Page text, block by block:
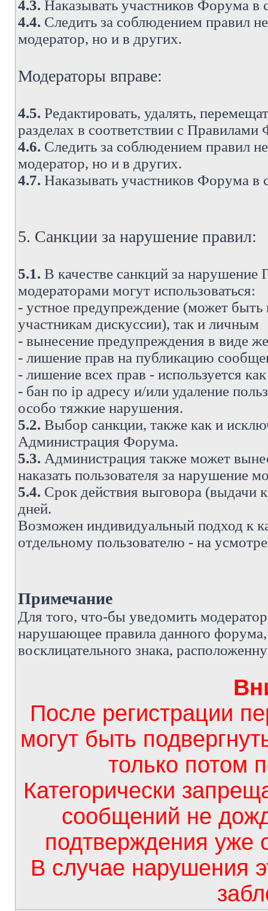
4.3. Наказывать участников Форума
4.4. Следить за соблюдением правил
модератор, но и в других.
Модераторы вправе:
4.5. Редактировать, удалять,
разделах в соответствии с
4.6. Следить за соблюдением правил
модератор, но и в других.
4.7. Наказывать участников Форума
5. Санкции за нарушение правил:
5.1. В качестве санкций за
модераторами могут использоваться:
- устное предупреждение (может
участникам дискуссии), так и личным
- вынесение предупреждения в виде
- лишение прав на публикацию
- лишение всех прав - используется
- бан по ip адресу и/или удаление
особо тяжкие нарушения.
5.2. Выбор санкции, также как и
Администрация Форума.
5.3. Администрация также может
наказать пользователя за
5.4. Срок действия выговора (выдачи
дней.
Возможен индивидуальный подход к
отдельному пользователю - на
Примечание
Для того, что-бы уведомить
нарушающее правила данного форума,
восклицательного знака,
После регистрации
могут быть
только потом
Категорически
сообщений не
подтверждения уже
В случае нарушения